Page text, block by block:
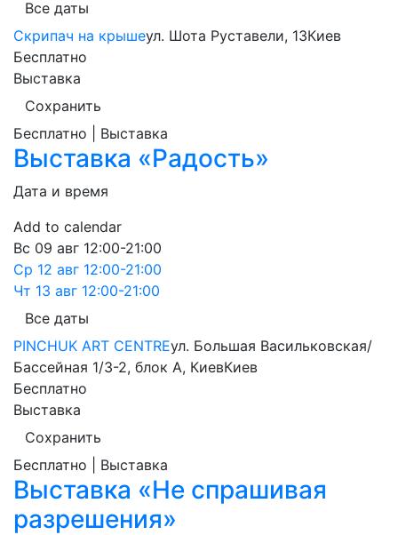
Все даты
Скрипач на крышеул. Шота Руставели, 13Киев
Бесплатно
Выставка
Сохранить
Бесплатно | Выставка
Выставка «Радость»
Дата и время
Add to calendar
Вс 09 авг 12:00-21:00
Ср 12 авг 12:00-21:00
Чт 13 авг 12:00-21:00
Все даты
PINCHUK ART CENTREул. Большая Васильковская/
Бассейная 1/3-2, блок А, КиевКиев
Бесплатно
Выставка
Сохранить
Бесплатно | Выставка
Выставка «Не спрашивая
разрешения»